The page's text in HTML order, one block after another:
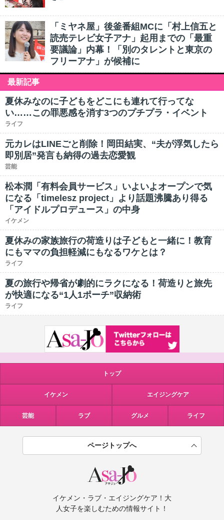
「ミヤネ屋」後釜番組MCに「村上信五と
読売テレビ女子アナ」起用までの「最重
要議論」内幕！「別のタレントと東京の
フリーアナ」が候補に
最新記事
夏休みなのに子どもをどこにも連れて行ってな
い……この罪悪感を消す3つのプチプラ・イベント
ライフ
元カレはLINEごと削除！岡田結実、“夫が浮気したら
即別居”発言も納得の過去恋愛観
芸能
松本潤「有料会員サービス」いよいよオープンで気
になる「timelesz project」より話題沸騰あり得る
「アイドルプロデュース」の中身
イケメン
夏休みの家族旅行の荷造りは子どもと一緒に！教育
にもママの負担軽減にもなるワケとは？
ライフ
夏の旅行や帰省が劇的にラクになる！荷造りと旅先
が快適になる“1人1ポーチ”収納術
ライフ
トップ
イケメン エイジングケア
芸能 ラブ グルメ ライフ
ページトップへ
イケメン・ラブ・エイジングケア！大
人女子を楽しむための情報サイト！